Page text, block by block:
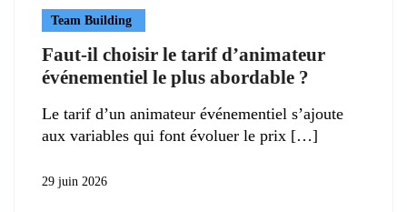
Team Building
Faut-il choisir le tarif d’animateur
événementiel le plus abordable ?
Le tarif d’un animateur événementiel s’ajoute
aux variables qui font évoluer le prix
29 juin 2026